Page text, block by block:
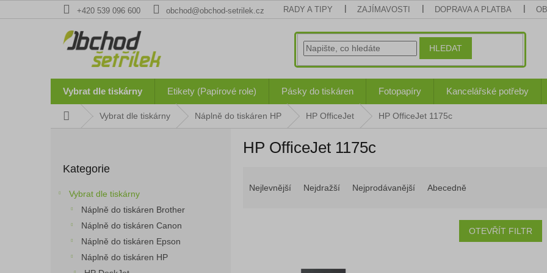
na
+420 539 096 600 obchod@obchod-setrilek.cz RADY A TIPY ZAJÍMAVOSTI DOPRAVA A PLATBA
HLEDAT
Vybrat dle tiskárny Etikety (Papírové role) Pásky do tiskáren Fotopapíry Kancelářské potřeby
Domů Vybrat dle tiskárny Náplně do tiskáren HP HP OfficeJet HP OfficeJet 1175c
kategorie
Kategorie
Vybrat dle tiskárny
Náplně do tiskáren Brother
Náplně do tiskáren Canon
Náplně do tiskáren Epson
Náplně do tiskáren HP
HP OfficeJet 1175c
Nejlevnější Nejdražší Nejprodávanější Abecedně
OTEVŘÍT FILTR